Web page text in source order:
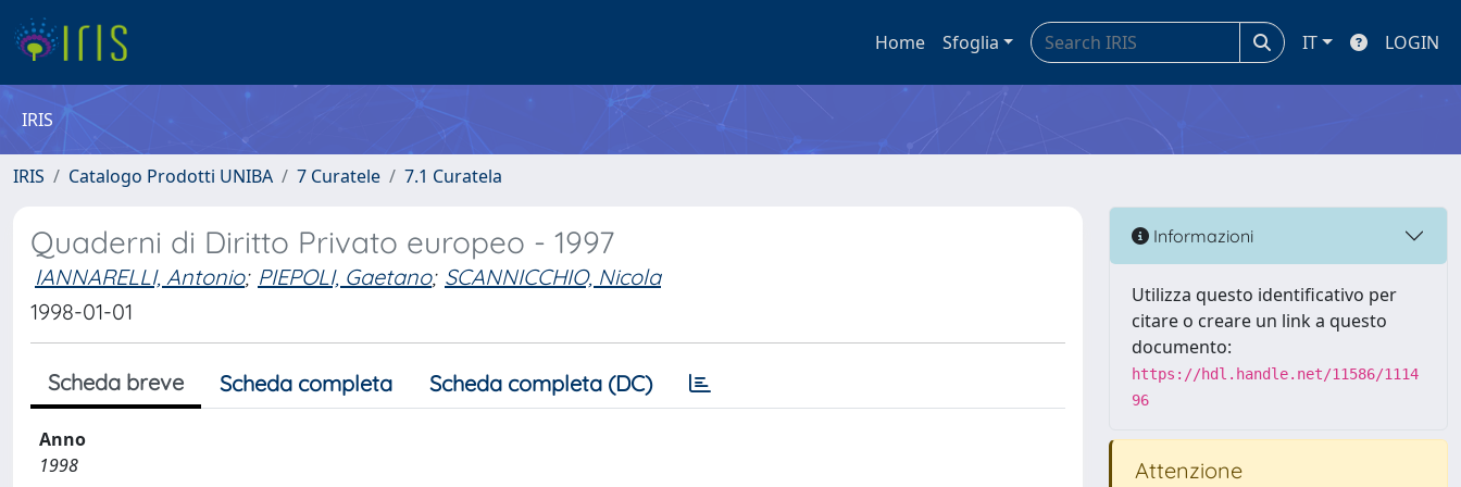
Home Sfoglia IT LOGIN
IRIS
IRIS Catalogo Prodotti UNIBA 7 Curatele 7.1 Curatela
Quaderni di Diritto Privato europeo - 1997
IANNARELLI, Antonio; PIEPOLI, Gaetano; SCANNICCHIO, Nicola
1998-01-01
Scheda breve Scheda completa Scheda completa (DC)
Anno
1998
Informazioni
Utilizza questo identificativo per
citare o creare un link a questo
documento:
https://hdl.handle.net/11586/1114
96
Attenzione